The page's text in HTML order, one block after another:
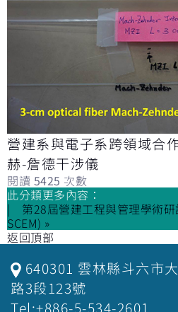
營建系與電子系跨領域合
赫-詹德干涉儀
閱讀 5425 次數
此分類更多內容：
第28屆營建工程與管理學術
SCEM) »
返回頂部
640301 雲林縣斗六市
路3段123號
Tel:+886-5-534-2601